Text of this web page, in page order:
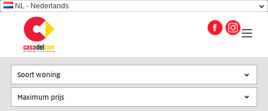
NL - Nederlands
Soort woning